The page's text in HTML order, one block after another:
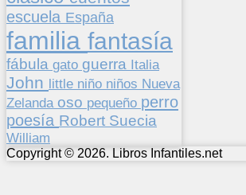
escuela España
familia fantasía
fábula gato guerra Italia
John little niño niños Nueva
Zelanda oso pequeño perro
poesía Robert Suecia
William
Copyright © 2026. Libros Infantiles.net